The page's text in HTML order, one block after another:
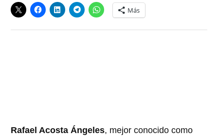
Más
Rafael Acosta Ángeles, mejor conocido como